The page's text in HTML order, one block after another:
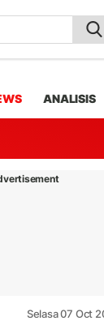
ANALISIS
Selasa 07 Oct